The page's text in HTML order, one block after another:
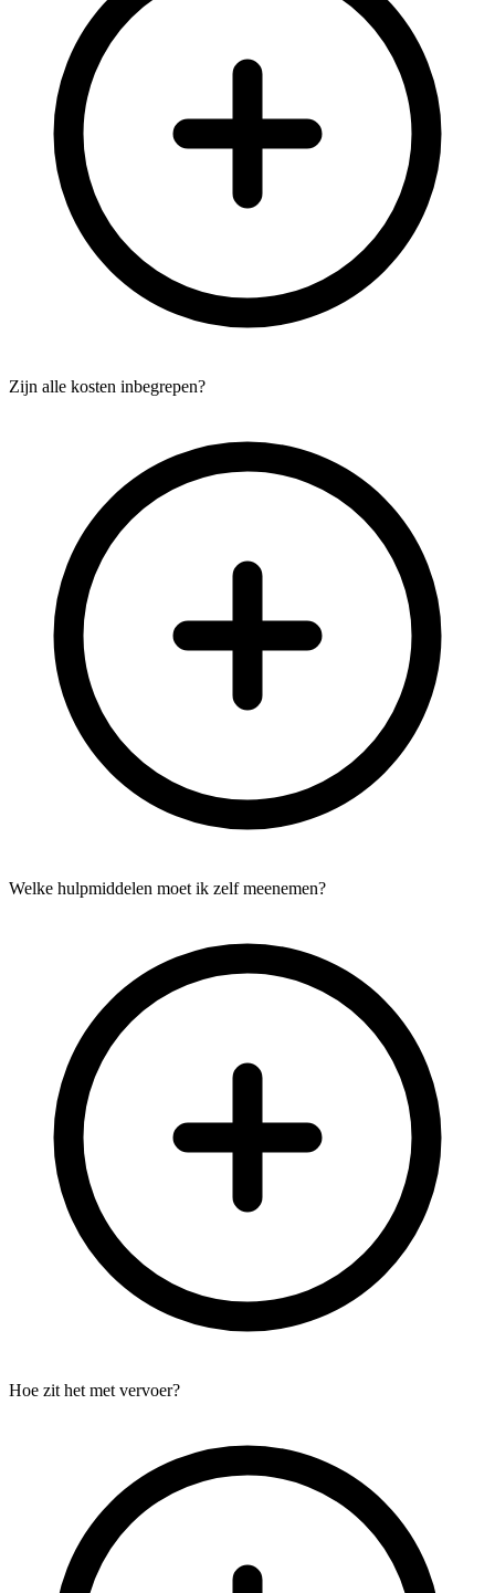
Zijn alle kosten inbegrepen?
Welke hulpmiddelen moet ik zelf meenemen?
Hoe zit het met vervoer?